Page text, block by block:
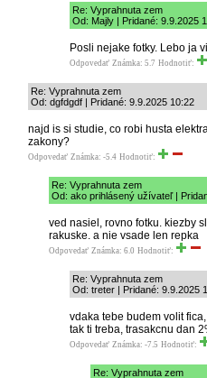
Re: Vyprahnuta zem
Od: Majly | Pridané: 9.9.2025
Posli nejake fotky. Lebo ja
Odpovedať Známka: 5.7 Hodnotiť:
Re: Vyprahnuta zem
Od: dgfdgdf | Pridané: 9.9.2025 10:22
najd is si studie, co robi husta
zakony?
Odpovedať Známka: -5.4 Hodnotiť:
Re: Vyprahnuta zem
Od: ako prihlásený užívateľ |
ved nasiel, rovno fotku. kiezby
rakuske. a nie vsade len repka
Odpovedať Známka: 6.0 Hodnotiť:
Re: Vyprahnuta zem
Od: treter | Pridané: 9.9.2025
vdaka tebe budem volit
tak ti treba, trasakcnu dan
Odpovedať Známka: -7.5 Hodnotiť:
Re: Vyprahnuta zem